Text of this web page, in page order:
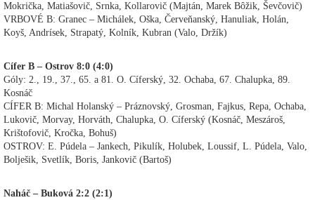
Mokrička, Matiašovič, Srnka, Kollarovič (Majtán, Marek Bôžik, Ševčovič)
VRBOVÉ B: Granec – Michálek, Oška, Červeňanský, Hanuliak, Holán,
Koyš, Andrísek, Strapatý, Kolník, Kubran (Valo, Držík)
Cífer B – Ostrov 8:0 (4:0)
Góly: 2., 19., 37., 65. a 81. O. Cíferský, 32. Ochaba, 67. Chalupka, 89.
Kosnáč
CÍFER B: Michal Holanský – Práznovský, Grosman, Fajkus, Repa, Ochaba,
Lukovič, Morvay, Horváth, Chalupka, O. Cíferský (Kosnáč, Meszároš,
Krištofovič, Kročka, Bohuš)
OSTROV: E. Púdela – Jankech, Pikulík, Holubek, Loussif, L. Púdela, Valo,
Bolješik, Svetlík, Boris, Jankovič (Bartoš)
Naháč – Buková 2:2 (2:1)